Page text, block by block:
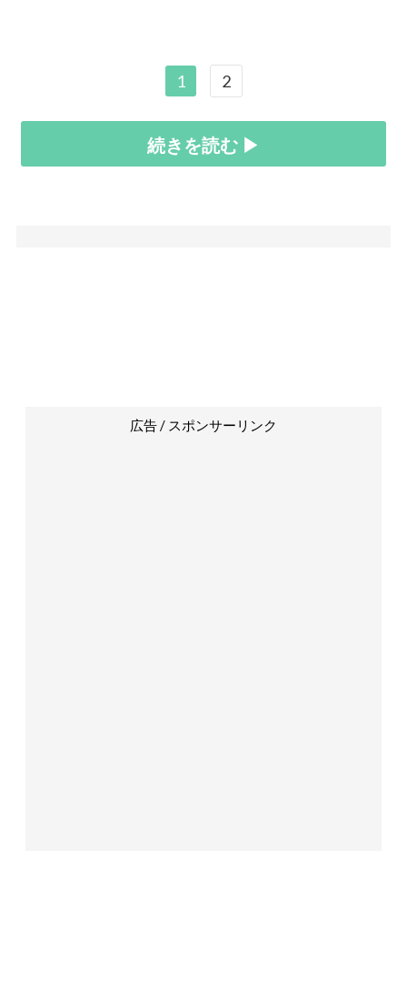
1 2
続きを読む ▶
広告 / スポンサーリンク